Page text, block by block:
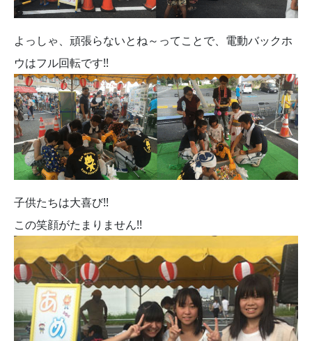
よっしゃ、頑張らないとね～ってことで、電動バックホ
ウはフル回転です!!
子供たちは大喜び!!
この笑顔がたまりません!!